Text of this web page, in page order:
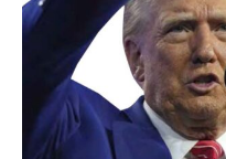
Accès gratuit